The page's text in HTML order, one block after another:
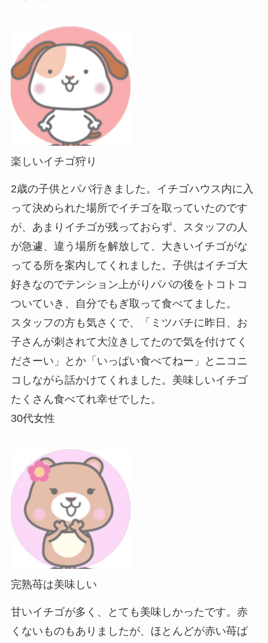
楽しいイチゴ狩り
2歳の子供とパパ行きました。イチゴハウス内に入
って決められた場所でイチゴを取っていたのです
が、あまりイチゴが残っておらず、スタッフの人
が急遽、違う場所を解放して、大きいイチゴがな
ってる所を案内してくれました。子供はイチゴ大
好きなのでテンション上がりパパの後をトコトコ
ついていき、自分でもぎ取って食べてました。
スタッフの方も気さくで、「ミツバチに昨日、お
子さんが刺されて大泣きしてたので気を付けてく
ださーい」とか「いっぱい食べてねー」とニコニ
コしながら話かけてくれました。美味しいイチゴ
たくさん食べてれ幸せでした。
30代女性
完熟苺は美味しい
甘いイチゴが多く、とても美味しかったです。赤
くないものもありましたが、ほとんどが赤い苺ば